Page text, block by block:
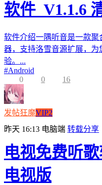
软件_V1.1.6
软件介绍一隅听音是一款
器，支持洛雪音源扩展，
验。...
#Android
0
0 16
发帖狂魔VIP2
昨天 16:13 电脑端 转载分享
电视免费听
电视版